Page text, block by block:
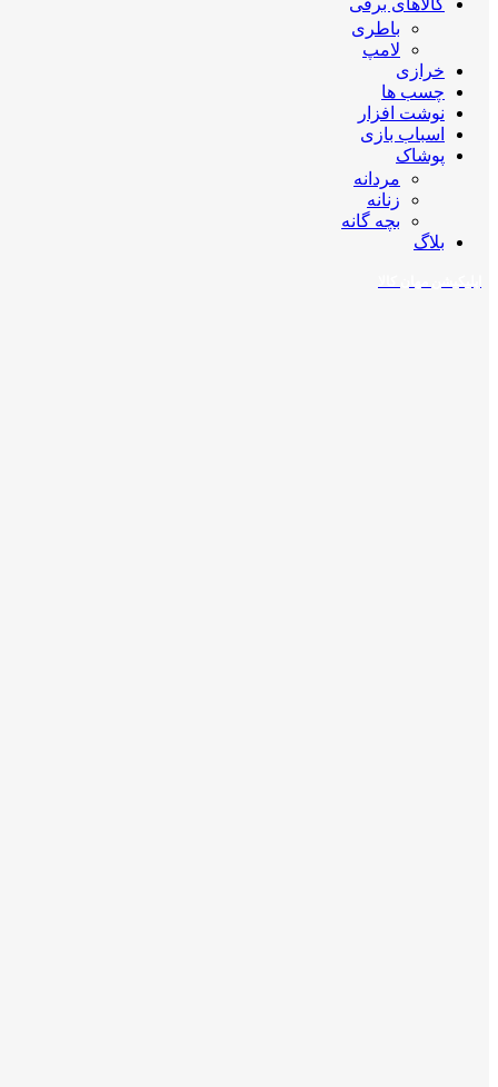
کالاهای برقی
باطری
لامپ
خرازی
چسب ها
نوشت افزار
اسباب بازی
پوشاک
مردانه
زنانه
بچه گانه
بلاگ